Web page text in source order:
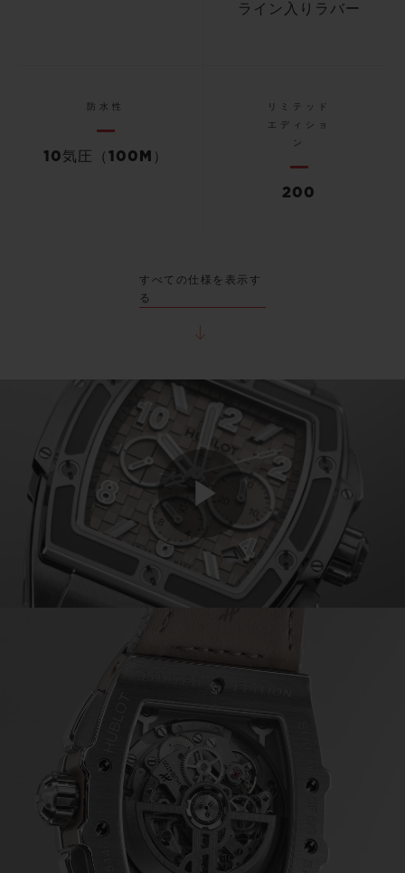
ライン入りラバー
防水性
10気圧（100M）
リミテッド
エディショ
ン
200
すべての仕様を表示す
る
Play
Video